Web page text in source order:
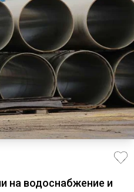
на водоснабжение и